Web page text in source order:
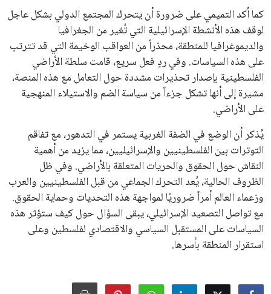
كما أكد التميمي على ضرورة أن يتحرك المجتمع الدولي بشكل عاجل
لوقف هذه الأنشطة الإسرائيلية التي تُغير من الجغرافيا
والديموغرافيا للمنطقة، محذراً من العواقب الوخيمة التي قد تترتب
على هذه السياسات. وفي ردٍ فعل سريع، قامت سلطة الأراضي
الفلسطينية بإصدار تحذيرات مشددة حول التعامل مع هذه المنصة،
مشيرة إلى أنها تشكل جزءاً من سياسة الضم والاستيلاء المنهجية
على الأراضي.
يُذكر أن الوضع في الضفة الغربية يستمر في التدهور، مع تفاقم
التوترات بين الفلسطينيين والإسرائيليين، مما يزيد من أهمية
النقاش حول الحقوق والحريات المتعلقة بالأراضي. وفي ظل
الظروف الحالية، يُعد التحرك الجماعي من قبل الفلسطينيين والعرب
وزعماء العالم أمراً ضروريًا لمواجهة هذه التحديات وحماية الحقوق.
مع تواصل التصعيد الإسرائيلي، يبقى السؤال حول كيف ستؤثر هذه
السياسات على المستقبل السياسي والاقتصادي لفلسطين وعلى
استقرار المنطقة بأسرها.